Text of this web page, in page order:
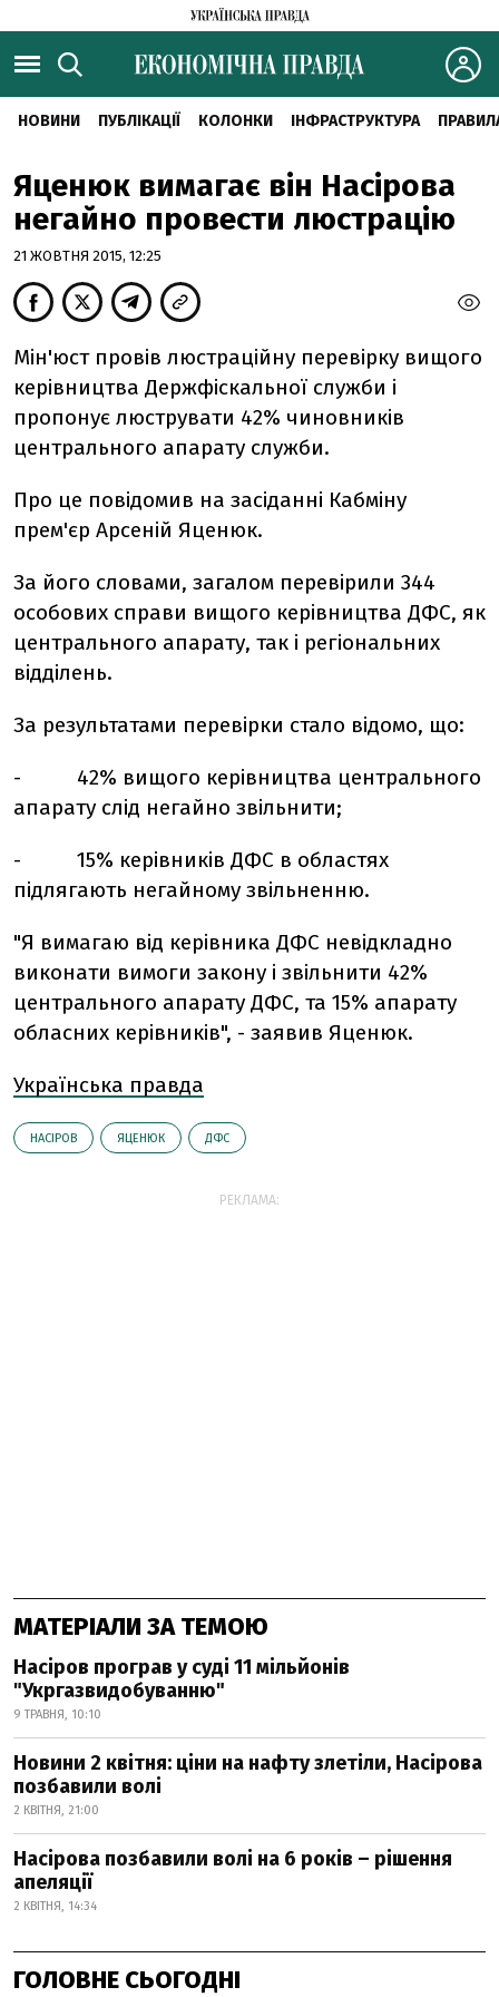
НОВИНИ ПУБЛІКАЦІЇ КОЛОНКИ ІНФРАСТРУКТУРА
Яценюк вимагає він Насірова
негайно провести люстрацію
21 ЖОВТНЯ 2015, 12:25
Мін'юст провів люстраційну перевірку вищого
керівництва Держфіскальної служби і
пропонує люструвати 42% чиновників
центрального апарату служби.
Про це повідомив на засіданні Кабміну
прем'єр Арсеній Яценюк.
За його словами, загалом перевірили 344
особових справи вищого керівництва ДФС, як
центрального апарату, так і регіональних
відділень.
За результатами перевірки стало відомо, що:
- 42% вищого керівництва центрального
апарату слід негайно звільнити;
- 15% керівників ДФС в областях
підлягають негайному звільненню.
"Я вимагаю від керівника ДФС невідкладно
виконати вимоги закону і звільнити 42%
центрального апарату ДФС, та 15% апарату
обласних керівників", - заявив Яценюк.
Українська правда
НАСІРОВ ЯЦЕНЮК ДФС
РЕКЛАМА:
МАТЕРІАЛИ ЗА ТЕМОЮ
Насіров програв у суді 11 мільйонів
"Укргазвидобуванню"
9 ТРАВНЯ, 10:10
Новини 2 квітня: ціни на нафту злетіли, Насірова
позбавили волі
2 КВІТНЯ, 21:00
Насірова позбавили волі на 6 років – рішення
апеляції
2 КВІТНЯ, 14:34
ГОЛОВНЕ СЬОГОДНІ